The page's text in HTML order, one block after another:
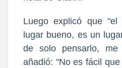
Luego explicó que
lugar bueno, es un
de solo pensarlo,
añadió: "No es fácil